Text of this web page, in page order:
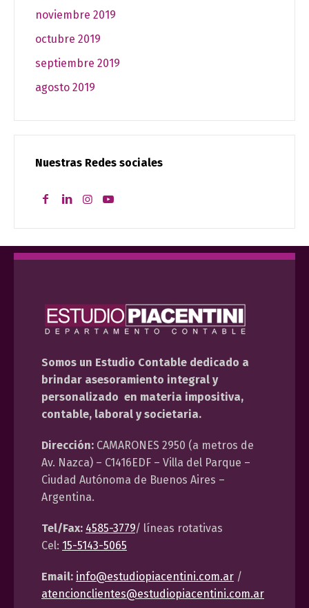
noviembre 2019
octubre 2019
septiembre 2019
agosto 2019
Nuestras Redes sociales
Somos un Estudio Contable dedicado a
brindar asesoramiento integral y
personalizado en materia impositiva,
contable, laboral y societaria.
Dirección: CAMARONES 2950 (a metros de
Av. Nazca) – C1416EDF – Villa del Parque –
Ciudad Autónoma de Buenos Aires –
Argentina.
Tel/Fax: 4585-3779/ líneas rotativas
Cel: 15-5143-5065
Email: info@estudiopiacentini.com.ar /
atencionclientes@estudiopiacentini.com.ar